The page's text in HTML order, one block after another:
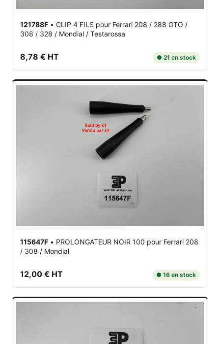
121788F • CLIP 4 FILS pour Ferrari 208 / 288 GTO /
308 / 328 / Mondial / Testarossa
8,78 € HT ● 21 en stock
115647F • PROLONGATEUR NOIR 100 pour Ferrari 208
/ 308 / Mondial
12,00 € HT ● 16 en stock